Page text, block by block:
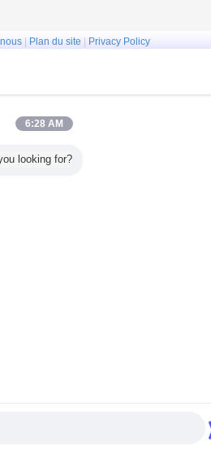
| Plan du site
Privacy Policy
Ourfuture Energy Technology Co., Ltd..
rights reserved.
6:28 AM
looking for?